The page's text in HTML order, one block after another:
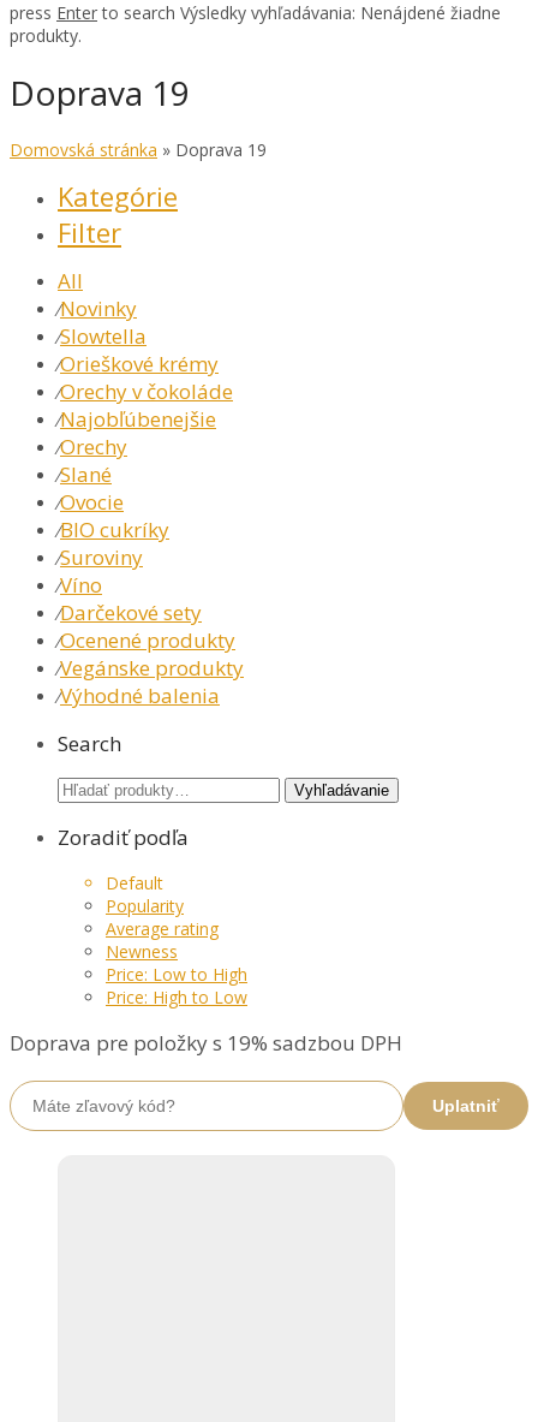
press Enterto search Výsledky vyhľadávania: Nenájdené žiadne
produkty.
Doprava 19
Domovská stránka » Doprava 19
Kategórie
Filter
All
⁄Novinky
⁄Slowtella
⁄Orieškové krémy
⁄Orechy v čokoláde
⁄Najobľúbenejšie
⁄Orechy
⁄Slané
⁄Ovocie
⁄BIO cukríky
⁄Suroviny
⁄Víno
⁄Darčekové sety
⁄Ocenené produkty
⁄Vegánske produkty
⁄Výhodné balenia
Search
Hľadať: Vyhľadávanie
Zoradiť podľa
Default
Popularity
Average rating
Newness
Price: Low to High
Price: High to Low
Doprava pre položky s 19% sadzbou DPH
Uplatniť